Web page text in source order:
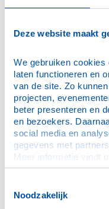
Deze website maakt
We gebruiken
laten functioneren en
van de site. Zo
projecten,
beter presenteren en
en bezoekers.
social media en
gegevens met
Meer informatie vindt
Noodzakelijk
18 september 2015:
2 september 2015:
2 september 2015:
26 augustus 2015:
30 juni 2015: Donatie
24 juni 2015:
18 juni 2015: de
8 mei 2015: Ridder